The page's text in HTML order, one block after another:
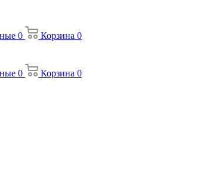
0 Корзина 0
0 Корзина 0